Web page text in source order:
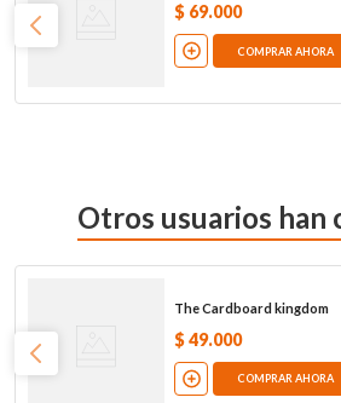
$ 69.000
COMPRAR AHORA
Otros usuarios han
The Cardboard kingdom
$ 49.000
COMPRAR AHORA